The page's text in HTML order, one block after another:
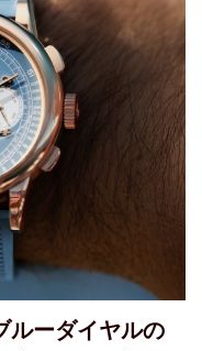
ルーダイヤルの